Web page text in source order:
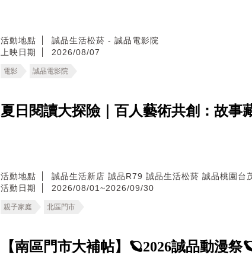
活動地點
誠品生活松菸 - 誠品電影院
上映日期
2026/08/07
電影 誠品電影院
夏日閱讀大探險｜百人藝術共創：故事
活動地點 誠品生活新店 誠品R79 誠品生活松菸 誠品桃園台
活動日期
2026/08/01~2026/09/30
親子家庭 北區門市
【南區門市大補帖】🪐2026誠品動漫